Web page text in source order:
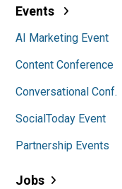
Events
AI Marketing Event
Content Conference
Conversational Conf.
SocialToday Event
Partnership Events
Jobs